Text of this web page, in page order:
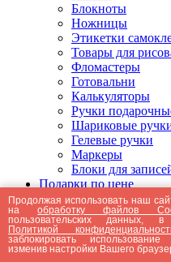
Блокноты
Ножницы
Этикетки
Товары для
Фломастеры
Готовальни
Калькуляторы
Ручки
Шариковые
Гелевые ручки
Маркеры
Блоки для
Подарки по цене
Подарки от 5000
Подарки до 5000
Подарки до 3000
Подарки до 2000
Подарки до 1000
Продолжая использовать наш
наобработку файлов
пользовательских данных,
Политикой
заблокировать
изменив настройки Вашего